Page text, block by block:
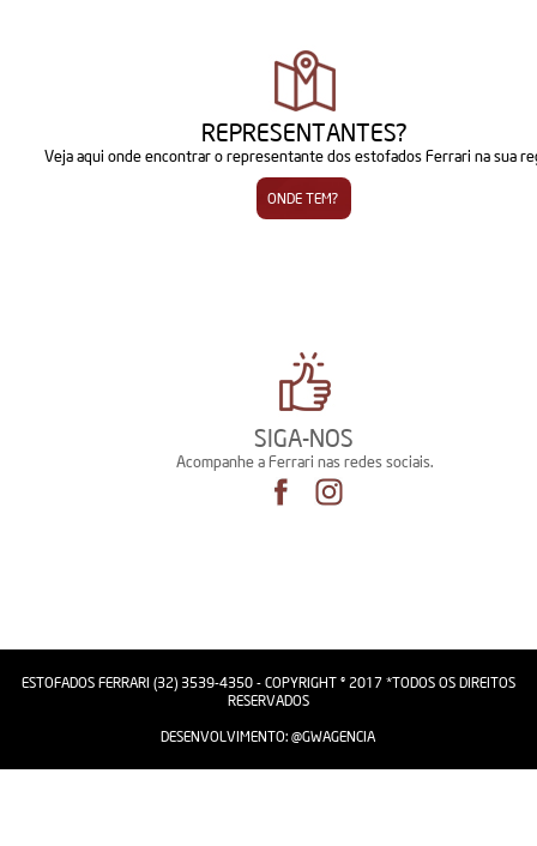
REPRESENTANTES?
Veja aqui onde encontrar o representante dos estofados Ferrari na sua
ONDE TEM?
SIGA-NOS
Acompanhe a Ferrari nas redes sociais.
ESTOFADOS FERRARI (32) 3539-4350 - COPYRIGHT © 2017 *TODOS OS DIREITOS
RESERVADOS
DESENVOLVIMENTO:@GWAGENCIA